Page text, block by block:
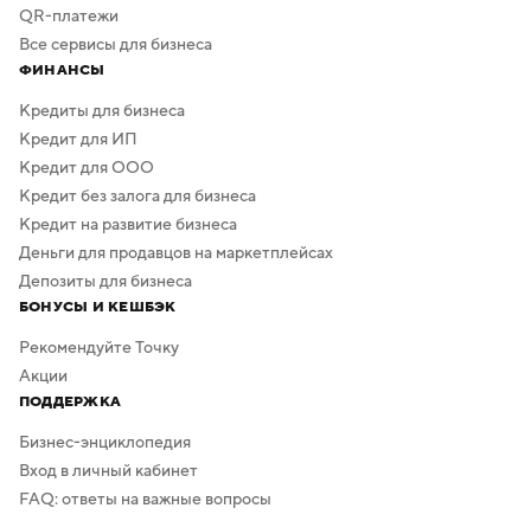
QR-платежи
Все сервисы для бизнеса
ФИНАНСЫ
Кредиты для бизнеса
Кредит для ИП
Кредит для ООО
Кредит без залога для бизнеса
Кредит на развитие бизнеса
Деньги для продавцов на маркетплейсах
Депозиты для бизнеса
БОНУСЫ И КЕШБЭК
Рекомендуйте Точку
Акции
ПОДДЕРЖКА
Бизнес-энциклопедия
Вход в личный кабинет
FAQ: ответы на важные вопросы